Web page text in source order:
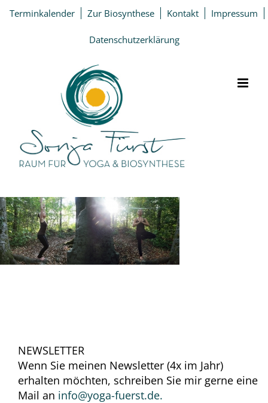
Zum
Inhalt
Terminkalender Zur Biosynthese Kontakt Impressum
Datenschutzerklärung
NEWSLETTER
Wenn Sie meinen Newsletter (4x im Jahr)
erhalten möchten, schreiben Sie mir gerne eine
Mail an info@yoga-fuerst.de.